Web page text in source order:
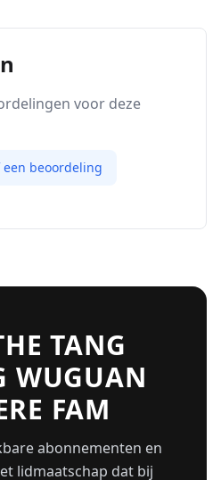
voor deze
beoordeling
TANG
WUGUAN
FAM
abonnementen en
lidmaatschap dat bij